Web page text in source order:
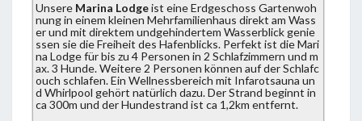
Unsere Marina Lodgeist eine Erdgeschoss Gartenwoh
nung in einem kleinen Mehrfamilienhaus direkt am Wass
er und mit direktem undgehindertem Wasserblick genie
ssen sie die Freiheit des Hafenblicks. Perfekt ist die Mari
na Lodge für bis zu 4 Personen in 2 Schlafzimmern und m
ax. 3 Hunde. Weitere 2 Personen können auf der Schlafc
ouch schlafen. Ein Wellnessbereich mit Infarotsauna un
d Whirlpool gehört natürlich dazu. Der Strand beginnt in
ca 300m und der Hundestrand ist ca 1,2km entfernt.